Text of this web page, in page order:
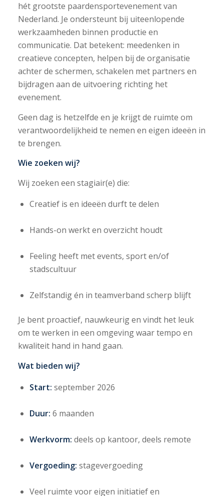
hét grootste paardensportevenement van
Nederland. Je ondersteunt bij uiteenlopende
werkzaamheden binnen productie en
communicatie. Dat betekent: meedenken in
creatieve concepten, helpen bij de organisatie
achter de schermen, schakelen met partners en
bijdragen aan de uitvoering richting het
evenement.
Geen dag is hetzelfde en je krijgt de ruimte om
verantwoordelijkheid te nemen en eigen ideeën in
te brengen.
Wie zoeken wij?
Wij zoeken een stagiair(e) die:
Creatief is en ideeën durft te delen
Hands-on werkt en overzicht houdt
Feeling heeft met events, sport en/of
stadscultuur
Zelfstandig én in teamverband scherp blijft
Je bent proactief, nauwkeurig en vindt het leuk
om te werken in een omgeving waar tempo en
kwaliteit hand in hand gaan.
Wat bieden wij?
Start: september 2026
Duur: 6 maanden
Werkvorm: deels op kantoor, deels remote
Vergoeding: stagevergoeding
Veel ruimte voor eigen initiatief en